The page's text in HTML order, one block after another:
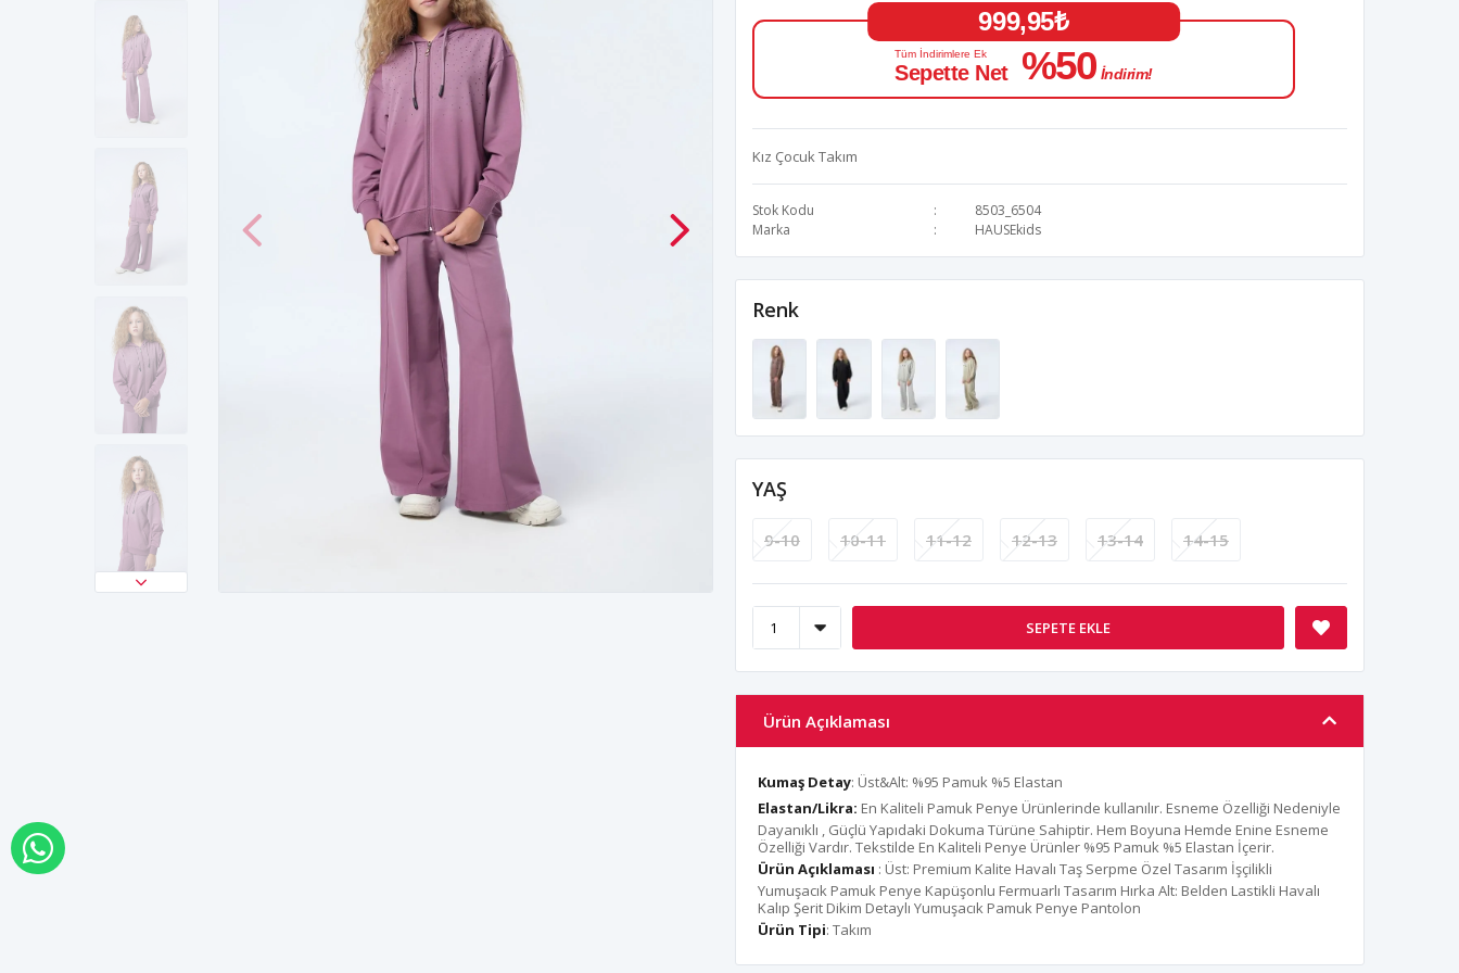
999,95₺
Tüm İndirimlere Ek
Sepette Net %50 İndirim!
Kız Çocuk Takım
Stok Kodu
8503_6504
Marka
HAUSEkids
Renk
YAŞ
9-10 10-11 11-12 12-13 13-14 14-15
SEPETE EKLE
Ürün Açıklaması
Kumaş Detay: Üst&Alt: %95 Pamuk %5 Elastan
Elastan/Likra: En Kaliteli Pamuk Penye Ürünlerinde kullanılır. Esneme Özelliği Nedeniyle
Dayanıklı , Güçlü Yapıdaki Dokuma Türüne Sahiptir. Hem Boyuna Hemde Enine Esneme
Özelliği Vardır. Tekstilde En Kaliteli Penye Ürünler %95 Pamuk %5 Elastan İçerir.
Ürün Açıklaması : Üst: Premium Kalite Havalı Taş Serpme Özel Tasarım İşçilikli
Yumuşacık Pamuk Penye Kapüşonlu Fermuarlı Tasarım Hırka Alt: Belden Lastikli Havalı
Kalıp Şerit Dikim Detaylı Yumuşacık Pamuk Penye Pantolon
Ürün Tipi: Takım